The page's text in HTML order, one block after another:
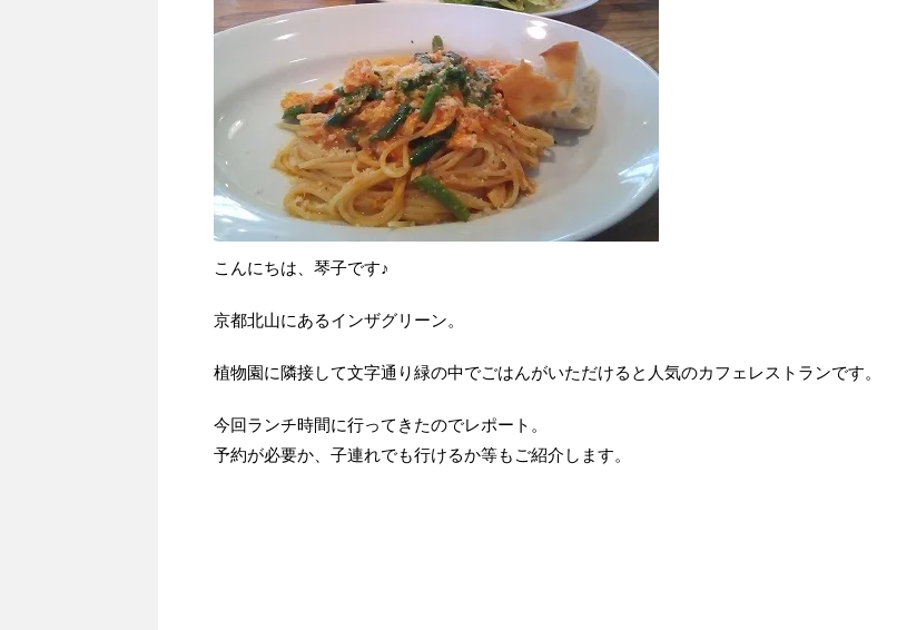
こんにちは、琴子です♪
京都北山にあるインザグリーン。
植物園に隣接して文字通り緑の中でごはんがいただけると人気のカフェレストランです。
今回ランチ時間に行ってきたのでレポート。
予約が必要か、子連れでも行けるか等もご紹介します。